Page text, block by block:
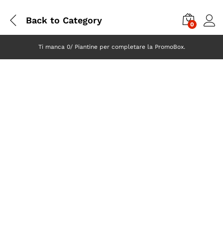
Back to Category 0
Ti manca 0/ Piantine per completare la PromoBox.